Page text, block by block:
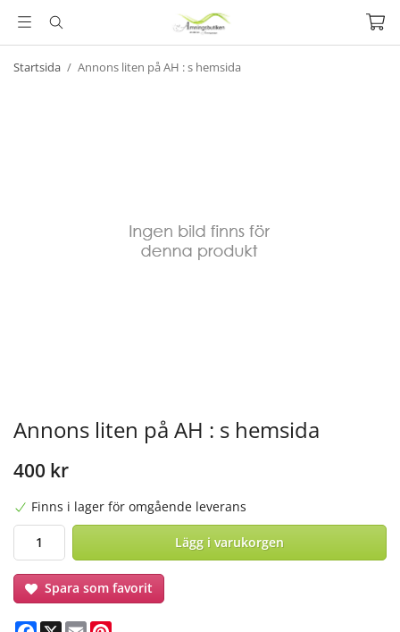
Startsida / Annons liten på AH : s hemsida
Annons liten på AH : s hemsida
400 kr
Finns i lager för omgående leverans
Lägg i varukorgen
Spara som favorit
Facebook
X Email